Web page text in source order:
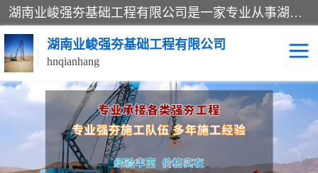
湖南业峻强夯基础工程有限公司是一家专业从事湖南强夯基础工程、强夯机租赁，地基处理的施工单位。业务覆盖：湖南、广东，江西等地。可承接1000KN.m-25000KN.m强夯（置换）工程。公司创始人是国内较早期从事强夯施工的建设者，经过多年的一步一个脚印的发展，在行业内具有较高的度和良好的口碑。
湖南业峻强夯基础工程有限公司
hnqianhang
强夯施工案例 强夯机租赁
强夯施工工程 强夯施工队伍